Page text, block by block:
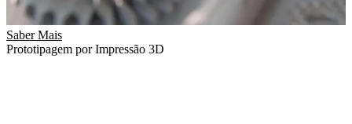
Saber Mais
Prototipagem por Impressão 3D